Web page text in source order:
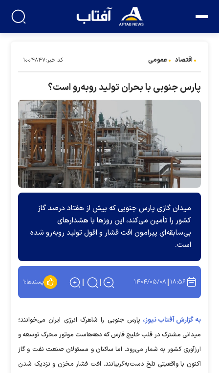
اقتصاد عمومی کد خبر:۱۰۰۴۸۴۷
پارس جنوبی با بحران تولید روبه‌رو است؟
میدان گازی پارس جنوبی که بیش از هفتاد درصد گاز
کشور را تأمین می‌کند، این روز‌ها با هشدار‌های
بی‌سابقه‌ای پیرامون افت فشار و افول تولید روبه‌رو شده
است.
۱۸:۵۶ ۱۴۰۴/۰۵/۰۸ پسندها:۱
به گزارش آفتاب نیوز، پارس جنوبی را شاهرگ انرژی ایران می‌خوانند؛
میدانی مشترک در قلب خلیج فارس که دهه‌هاست موتور محرک توسعه و
ارزآوری کشور به شمار می‌رود. اما ساکنان و مسئولان صنعت نفت و گاز
اکنون با واقعیتی تلخ دست‌به‌گریبانند. افت فشار مخزن و نزدیک شدن